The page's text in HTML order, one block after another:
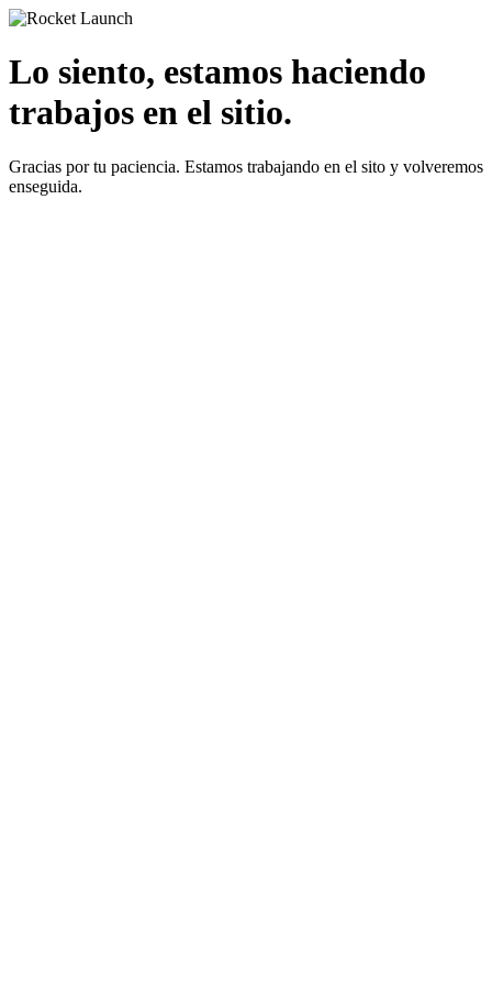
Lo siento, estamos haciendo
trabajos en el sitio.
Gracias por tu paciencia. Estamos trabajando en el sito y volveremos
enseguida.